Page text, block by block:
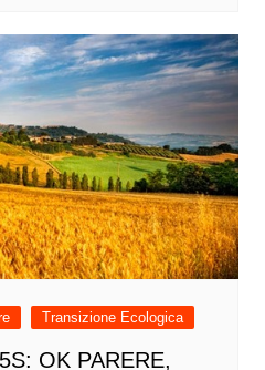
Transizione Ecologica
OK PARERE,